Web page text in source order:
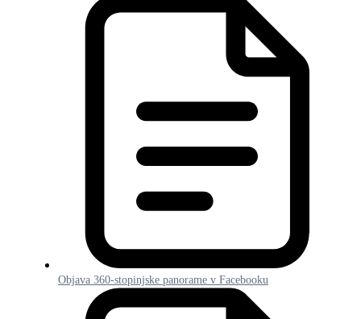
Objava 360-stopinjske panorame v Facebooku